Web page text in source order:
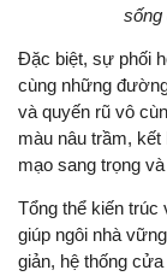
sống
Đặc biệt, sự phối
cùng những
và quyến rũ vô
màu nâu trầm,
mạo sang trọng
Tổng thể kiến
giúp ngôi nhà
giản, hệ thống